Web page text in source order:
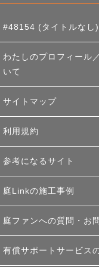
#48154 (タイトルなし)
わたしのプロフィール
いて
サイトマップ
利用規約
参考になるサイト
庭Linkの施工事例
庭ファンへの質問・お
有償サポートサービス